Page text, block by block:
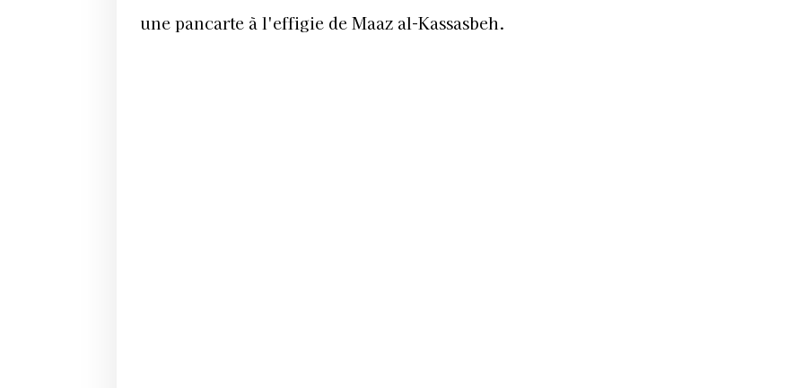
une pancarte à l'effigie de Maaz al-Kassasbeh.